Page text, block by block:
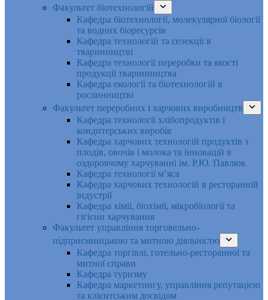
Факультет біотехнологій
Кафедра біотехнології, молекулярної біології
та водних біоресурсів
Кафедра технологій та селекції в
тваринництві
Кафедра технології переробки та якості
продукції тваринництва
Кафедра екології та біотехнологій в
рослинництві
Факультет переробних і харчових виробництв
Кафедра технології хлібопродуктів і
кондитерських виробів
Кафедра харчових технологій продуктів з
плодів, овочів і молока та інновацій в
оздоровчому харчуванні ім. Р.Ю. Павлюк
Кафедра технології м’яса
Кафедра харчових технологій в ресторанній
індустрії
Кафедра хімії, біохімії, мікробіології та
гігієни харчування
Факультет управління торговельно-
підприємницькою та митною діяльністю
Кафедра торгівлі, готельно-ресторанної та
митної справи
Кафедра туризму
Кафедра маркетингу, управління репутацією
та клієнтським досвідом